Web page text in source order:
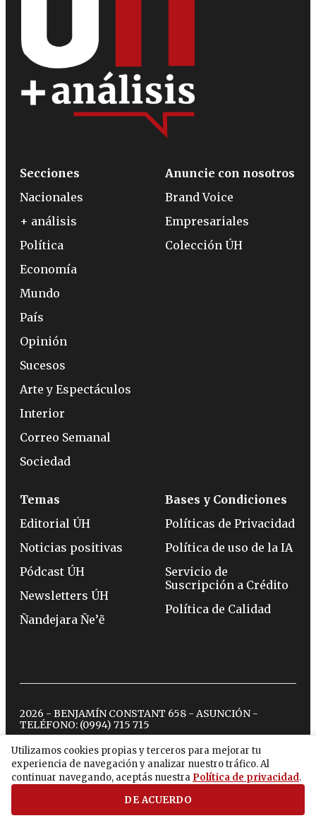
Utilizamos cookies propias y terceros para mejorar tu
experiencia de navegación y analizar nuestro tráfico. Al
continuar navegando, aceptás nuestra Política de privacidad.
DE ACUERDO
Secciones
Nacionales
+ análisis
Política
Economía
Mundo
País
Opinión
Sucesos
Arte y Espectáculos
Interior
Correo Semanal
Sociedad
Anuncie con nosotros
Brand Voice
Empresariales
Colección ÚH
Temas
Editorial ÚH
Noticias positivas
Pódcast ÚH
Newsletters ÚH
Ñandejara Ñe’ẽ
Bases y Condiciones
Políticas de Privacidad
Política de uso de la IA
Servicio de
Suscripción a Crédito
Política de Calidad
2026 - BENJAMÍN CONSTANT 658 - ASUNCIÓN -
TELÉFONO: (0994) 715 715
twitterinstagram
facebook
tiktokyoutubespotify